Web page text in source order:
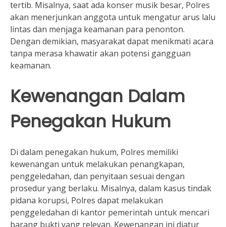
tertib. Misalnya, saat ada konser musik besar, Polres
akan menerjunkan anggota untuk mengatur arus lalu
lintas dan menjaga keamanan para penonton.
Dengan demikian, masyarakat dapat menikmati acara
tanpa merasa khawatir akan potensi gangguan
keamanan.
Kewenangan Dalam
Penegakan Hukum
Di dalam penegakan hukum, Polres memiliki
kewenangan untuk melakukan penangkapan,
penggeledahan, dan penyitaan sesuai dengan
prosedur yang berlaku. Misalnya, dalam kasus tindak
pidana korupsi, Polres dapat melakukan
penggeledahan di kantor pemerintah untuk mencari
barang bukti yang relevan. Kewenangan ini diatur